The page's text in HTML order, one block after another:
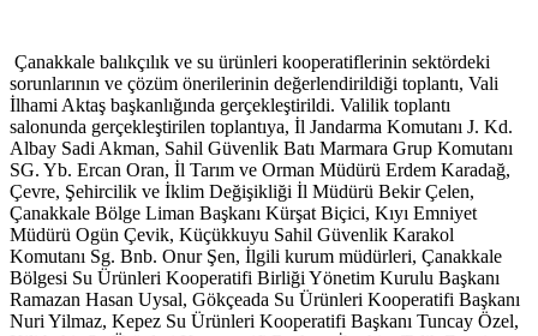
Çanakkale balıkçılık ve su ürünleri kooperatiflerinin sektördeki
sorunlarının ve çözüm önerilerinin değerlendirildiği toplantı, Vali
İlhami Aktaş başkanlığında gerçekleştirildi. Valilik toplantı
salonunda gerçekleştirilen toplantıya, İl Jandarma Komutanı J. Kd.
Albay Sadi Akman, Sahil Güvenlik Batı Marmara Grup Komutanı
SG. Yb. Ercan Oran, İl Tarım ve Orman Müdürü Erdem Karadağ,
Çevre, Şehircilik ve İklim Değişikliği İl Müdürü Bekir Çelen,
Çanakkale Bölge Liman Başkanı Kürşat Biçici, Kıyı Emniyet
Müdürü Ogün Çevik, Küçükkuyu Sahil Güvenlik Karakol
Komutanı Sg. Bnb. Onur Şen, İlgili kurum müdürleri, Çanakkale
Bölgesi Su Ürünleri Kooperatifi Birliği Yönetim Kurulu Başkanı
Ramazan Hasan Uysal, Gökçeada Su Ürünleri Kooperatifi Başkanı
Nuri Yilmaz, Kepez Su Ürünleri Kooperatifi Başkanı Tuncay Özel,